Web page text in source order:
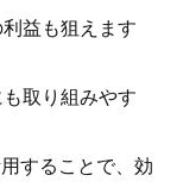
益も狙えます
取り組みやす
することで、効